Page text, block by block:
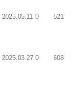
2025.05.11 0 521
2025.03.27 0 608